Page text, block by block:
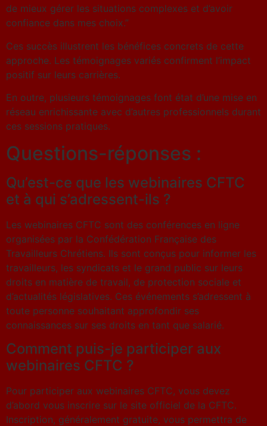
de mieux gérer les situations complexes et d’avoir
confiance dans mes choix.”
Ces succès illustrent les bénéfices concrets de cette
approche. Les témoignages variés confirment l’impact
positif sur leurs carrières.
En outre, plusieurs témoignages font état d’une mise en
réseau enrichissante avec d’autres professionnels durant
ces sessions pratiques.
Questions-réponses :
Qu’est-ce que les webinaires CFTC
et à qui s’adressent-ils ?
Les webinaires CFTC sont des conférences en ligne
organisées par la Confédération Française des
Travailleurs Chrétiens. Ils sont conçus pour informer les
travailleurs, les syndicats et le grand public sur leurs
droits en matière de travail, de protection sociale et
d’actualités législatives. Ces événements s’adressent à
toute personne souhaitant approfondir ses
connaissances sur ses droits en tant que salarié.
Comment puis-je participer aux
webinaires CFTC ?
Pour participer aux webinaires CFTC, vous devez
d’abord vous inscrire sur le site officiel de la CFTC.
Inscription, généralement gratuite, vous permettra de